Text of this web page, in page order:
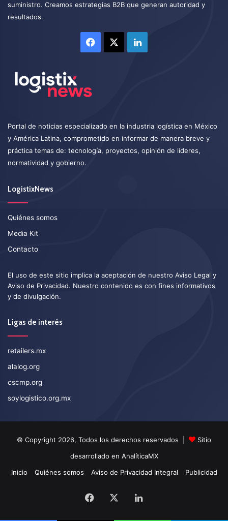
suministro. Creamos estrategias B2B que generan autoridad y
resultados.
Facebook LinkedIn
Portal de noticias especializado en la industria logística en México
y América Latina, comprometido en informar de manera breve y
práctica temas de: tecnología, proyectos, opinión de líderes,
normatividad y gobierno.
LogistixNews
Quiénes somos
Media Kit
Contacto
El uso de este sitio implica la aceptación de nuestro Aviso Legal y
Aviso de Privacidad. Nuestro contenido es con fines informativos
y de divulgación.
Ligas de interés
retailers.mx
alalog.org
cscmp.org
soylogistico.org.mx
© Copyright 2026, Todos los derechos reservados |
Sitio
desarrollado en AnalíticaMX
Inicio
Quiénes somos Aviso de Privacidad Integral Publicidad
Facebook LinkedIn